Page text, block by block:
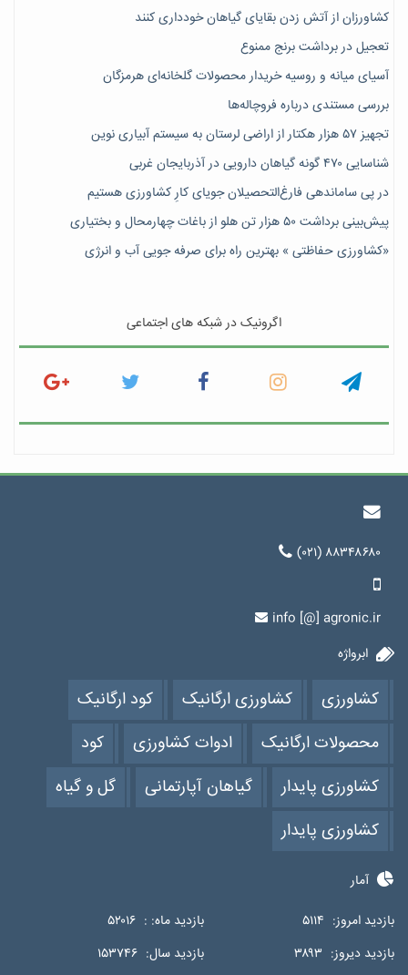
کشاورزان از آتش زدن بقایای گیاهان خودداری کنند
تعجیل در برداشت برنج ممنوع
آسیای میانه و روسیه خریدار محصولات گلخانه‌ای هرمزگان
بررسی مستندی درباره فروچاله‌ها
تجهیز ۵۷ هزار هکتار از اراضی لرستان به سیستم آبیاری نوین
شناسایی ۴۷٠ گونه گیاهان دارویی در آذربایجان غربی
در پی ساماندهی فارغ‌التحصیلان جویای کارِ کشاورزی هستیم
پیش‎‌بینی برداشت ۵۰ هزار تن هلو از باغات چهارمحال و بختیاری
«کشاورزی حفاظتی » بهترین راه برای صرفه جویی آب و انرژی
اگرونیک در شبکه های اجتماعی
(۰۲۱) ۸۸۳۴۸۶۸۰
info [@] agronic.ir
ابرواژه
کشاورزی کشاورزی ارگانیک
کود ارگانیک
محصولات ارگانیک
ادوات کشاورزی
کود
کشاورزی پایدار
گیاهان آپارتمانی
گل و گیاه
کشاورزی پایدار
آمار
بازدید امروز: ۵۱۱۴ بازدید ماه: : ۵۲۰۱۶
بازدید دیروز: ۳۸۹۳ بازدید سال: ۱۵۳۷۴۶